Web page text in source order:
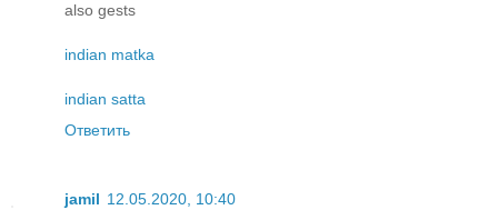
also gests
indian matka
indian satta
Ответить
jamil 12.05.2020, 10:40